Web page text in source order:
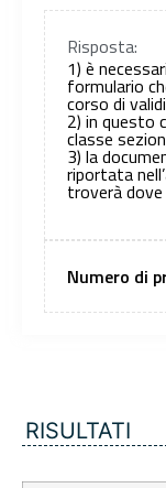
Risposta:
1) è
formulario
corso di
2) in questo
classe
3) la
riportata
troverà
Numero di
RISULTATI